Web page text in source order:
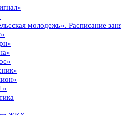
молодежь». Расписание